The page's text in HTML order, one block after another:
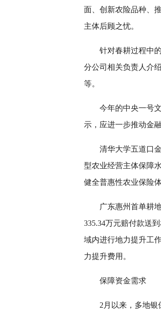
面、创新农险品种、
主体后顾之忧。
针对春耕过程中
分公司相关负责人介
等。
今年的中央一号
示，应进一步推动金
清华大学五道口
型农业经营主体保障
健全普惠性农业保险
广东惠州首单耕
335.34万元赔付款送
域内进行地力提升工
力提升费用。
保障资金需求
2月以来，多地银